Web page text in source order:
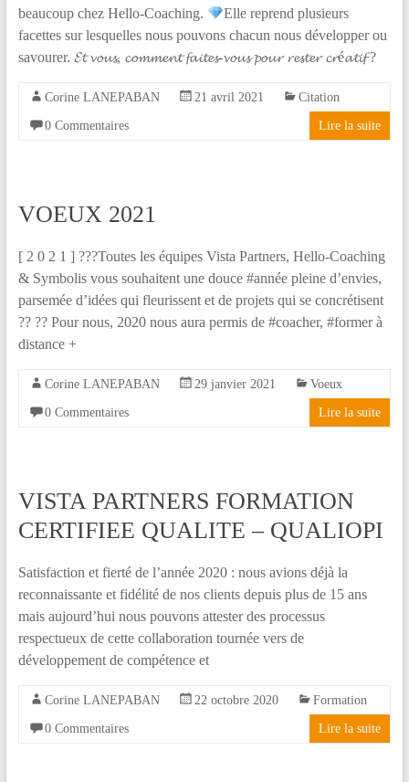
beaucoup chez Hello-Coaching.
Elle reprend plusieurs
facettes sur lesquelles nous pouvons chacun nous développer ou
savourer. 𝓔𝓽 𝓿𝓸𝓾𝓼, 𝓬𝓸𝓶𝓶𝓮𝓷𝓽 𝓯𝓪𝓲𝓽𝓮𝓼-𝓿𝓸𝓾𝓼 𝓹𝓸𝓾𝓻 𝓻𝓮𝓼𝓽𝓮𝓻 𝓬𝓻é𝓪𝓽𝓲𝓯 ?
Corine LANEPABAN 21 avril 2021 Citation
0 Commentaires Lire la suite
VOEUX 2021
[ 2 0 2 1 ] ???Toutes les équipes Vista Partners, Hello-Coaching
& Symbolis vous souhaitent une douce #année pleine d’envies,
parsemée d’idées qui fleurissent et de projets qui se concrétisent
?? ?? Pour nous, 2020 nous aura permis de #coacher, #former à
distance +
Corine LANEPABAN 29 janvier 2021 Voeux
0 Commentaires Lire la suite
VISTA PARTNERS FORMATION
CERTIFIEE QUALITE – QUALIOPI
Satisfaction et fierté de l’année 2020 : nous avions déjà la
reconnaissante et fidélité de nos clients depuis plus de 15 ans
mais aujourd’hui nous pouvons attester des processus
respectueux de cette collaboration tournée vers de
développement de compétence et
Corine LANEPABAN 22 octobre 2020 Formation
0 Commentaires Lire la suite